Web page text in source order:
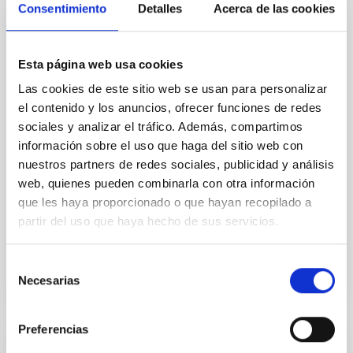
Consentimiento Detalles Acerca de las cookies
Esta página web usa cookies
Las cookies de este sitio web se usan para personalizar
el contenido y los anuncios, ofrecer funciones de redes
sociales y analizar el tráfico. Además, compartimos
información sobre el uso que haga del sitio web con
nuestros partners de redes sociales, publicidad y análisis
web, quienes pueden combinarla con otra información
que les haya proporcionado o que hayan recopilado a
partir del uso que haya hecho de sus servicios.
Necesarias
Preferencias
El ciclo de charlas divulgativas Del Cielo a la Tesis,
investigación en astrofísica a la ciudadanía, celebrará
una nueva sesión el próximo 22 de enero de 2026 a
las 16:30 horas en el Museo de la Ciencia y el
Cosmos, del Organismo Autónomo de Museos y
Centros del Cabildo de Tenerife. En esta ocasión, la
cita propone un viaje al pasado de nuestra galaxia a
través de dos ponencias que abordan cómo se
forman y evolucionan los cúmulos de estrellas y
cómo las